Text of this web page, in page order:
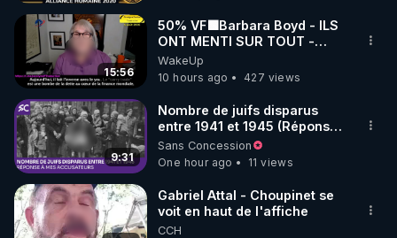
15:56
50% VF🟩Barbara Boyd - ILS
ONT MENTI SUR TOUT -
Jocelyne Traduction
WakeUp
10 hours ago
427 views
9:31
Nombre de juifs disparus
entre 1941 et 1945 (Réponse
à mes accusateurs)
Sans Concession
One hour ago
11 views
Gabriel Attal - Choupinet se
voit en haut de l'affiche
CCH